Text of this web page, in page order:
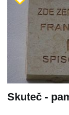
Skuteč -